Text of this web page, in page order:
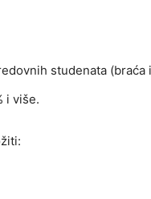
studenata (braća
i više.